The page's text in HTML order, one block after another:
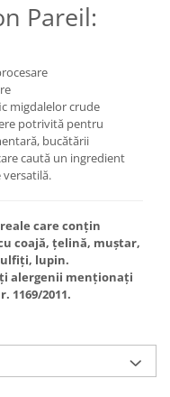
Pareil:
migdalelor crude
potrivită pentru
bucătării
caută un ingredient
care conțin
coajă, țelină, muștar,
lupin.
alergenii menționați
1169/2011.